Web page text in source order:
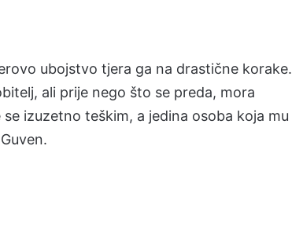
ubojstvo tjera ga na drastične korake.
ali prije nego što se preda, mora
izuzetno teškim, a jedina osoba koja mu